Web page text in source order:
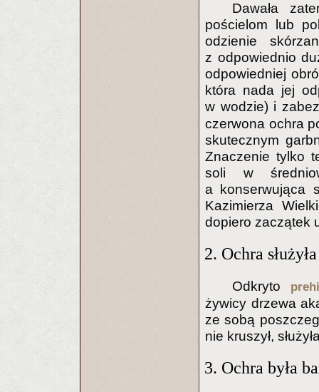
Dawała
pościelom lub
odzienie
z odpowiednio
odpowiedniej
która nada jej
w wodzie) i
czerwona ochra
skutecznym
Znaczenie tylko
soli w
a konserwująca
Kazimierza
dopiero zaczątek
2. Ochra
Odkryto
żywicy drzewa
ze sobą
nie kruszył,
3. Ochra była